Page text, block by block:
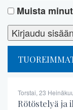
Muista minut
Torstai, 23
Rötöstelyä ja